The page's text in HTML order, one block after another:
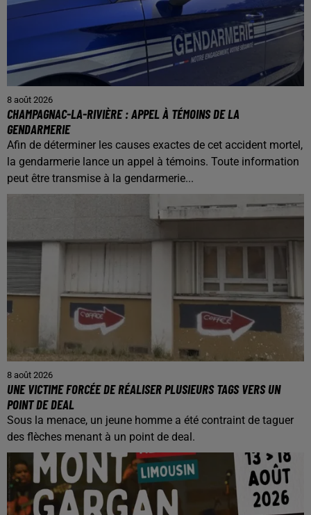
8 août 2026
CHAMPAGNAC-LA-RIVIÈRE : APPEL À TÉMOINS DE LA
GENDARMERIE
Afin de déterminer les causes exactes de cet accident mortel,
la gendarmerie lance un appel à témoins. Toute information
peut être transmise à la gendarmerie...
8 août 2026
UNE VICTIME FORCÉE DE RÉALISER PLUSIEURS TAGS VERS UN
POINT DE DEAL
Sous la menace, un jeune homme a été contraint de taguer
des flèches menant à un point de deal.